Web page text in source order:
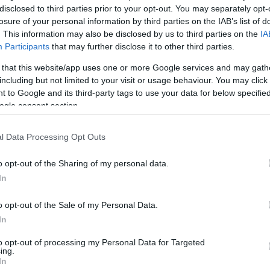
to third parties prior to your opt-out. You may separately
of your personal information by third parties on the IAB’s list of
This information may also be disclosed by us to third parties on the
Participants that may further disclose it to other third parties.
that this website/app uses one or more Google services and may
but not limited to your visit or usage behaviour. You may
to Google and its third-party tags to use your data for below
consent section.
Data Processing Opt Outs
opt-out of the Sharing of my personal data.
opt-out of the Sale of my Personal Data.
opt-out of processing my Personal Data for Targeted
tanácsokat a
formában!
Hollywood legizmosabb legendája – és
is visszatér a képernyőre
még 79 évesen is keményen edz –